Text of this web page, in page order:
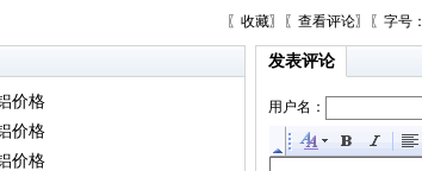
〖 收藏〗〖 查看评论〗〖字号：
价格
价格
价格
发表评论
用户名：